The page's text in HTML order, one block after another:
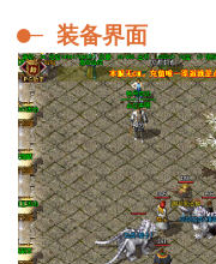
装备界面